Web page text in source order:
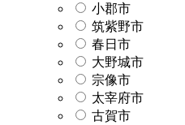
小郡市
筑紫野市
春日市
大野城市
宗像市
太宰府市
古賀市